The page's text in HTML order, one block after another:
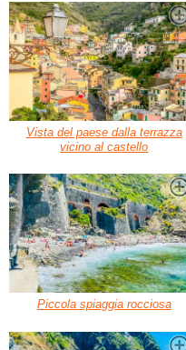
Vista del paese dalla terrazza
vicino al castello
Piccola spiaggia rocciosa